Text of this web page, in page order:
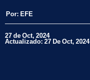
Por: EFE
27 de Oct, 2024
Actualizado: 27 De Oct, 2024